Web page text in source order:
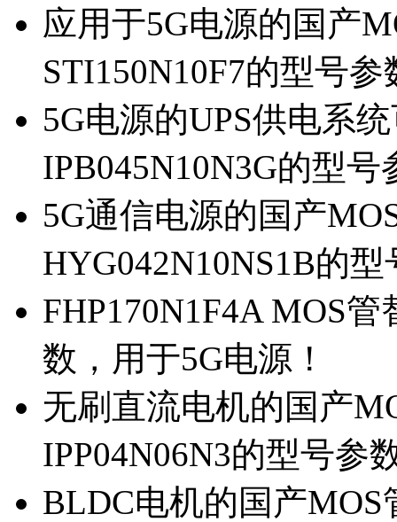
应用于5G电源的国产
STI150N10F7的型号参
5G电源的UPS供电系
IPB045N10N3G的型号
5G通信电源的国产
HYG042N10NS1B的
FHP170N1F4A MOS
数，用于5G电源！
无刷直流电机的国产
IPP04N06N3的型号参
BLDC电机的国产MOS